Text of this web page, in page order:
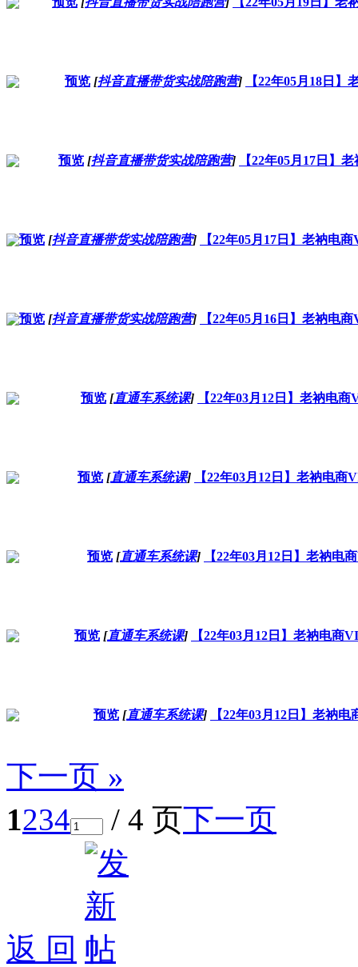
预览 [抖音直播带货实战陪跑营] 【22年05月18日
预览 [抖音直播带货实战陪跑营] 【22年05月17日】
预览 [抖音直播带货实战陪跑营] 【22年05月17日】老衲电
预览 [抖音直播带货实战陪跑营] 【22年05月16日】老衲电
预览 [直通车系统课] 【22年03月12日】老衲电
预览 [直通车系统课] 【22年03月12日】老衲电
预览 [直通车系统课] 【22年03月12日】老衲电
预览 [直通车系统课] 【22年03月12日】老衲电商
预览 [直通车系统课] 【22年03月12日】老衲
下一页 »
1234 / 4 页下一页
返 回